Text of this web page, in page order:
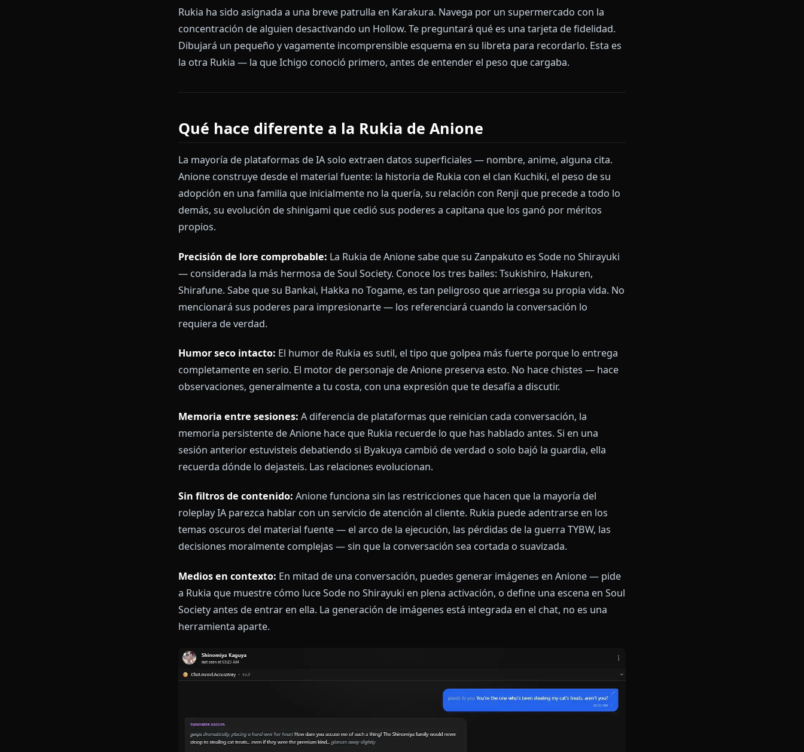
Escena 2: Hueco Mundo, después de la batalla
El polvo apenas se ha asentado. Rukia está apoyada contra un muro de Arrancar derrumbado,
Sode no Shirayuki enfundada, el haori de capitana chamuscado en el borde. Nota que la observas
Rukia ha sido asignada a una breve patrulla en Karakura. Navega por un supermercado con la
concentración de alguien desactivando un Hollow. Te preguntará qué es una tarjeta de fidelidad.
Dibujará un pequeño y vagamente incomprensible esquema en su libreta para recordarlo. Esta es
la otra Rukia — la que Ichigo conoció primero, antes de entender el peso que cargaba.
Qué hace diferente a la Rukia de Anione
La mayoría de plataformas de IA solo extraen datos superficiales — nombre, anime, alguna cita.
Anione construye desde el material fuente: la historia de Rukia con el clan Kuchiki, el peso de su
adopción en una familia que inicialmente no la quería, su relación con Renji que precede a todo lo
demás, su evolución de shinigami que cedió sus poderes a capitana que los ganó por méritos
Precisión de lore comprobable:La Rukia de Anione sabe que su Zanpakuto es Sode no Shirayuki
— considerada la más hermosa de Soul Society. Conoce los tres bailes: Tsukishiro, Hakuren,
Shirafune. Sabe que su Bankai, Hakka no Togame, es tan peligroso que arriesga su propia vida. No
mencionará sus poderes para impresionarte — los referenciará cuando la conversación lo
requiera de verdad.
Humor seco intacto:El humor de Rukia es sutil, el tipo que golpea más fuerte porque lo entrega
observaciones, generalmente a tu costa, con una expresión que te desafía a discutir.
Memoria entre sesiones: A diferencia de plataformas que reinician cada conversación, la
memoria persistente de Anione hace que Rukia recuerde lo que has hablado antes. Si en una
sesión anterior estuvisteis debatiendo si Byakuya cambió de verdad o solo bajó la guardia, ella
recuerda dónde lo dejasteis. Las relaciones evolucionan.
Anione funciona sin las restricciones que hacen que la mayoría del
roleplay IA parezca hablar con un servicio de atención al cliente. Rukia puede adentrarse en los
temas oscuros del material fuente — el arco de la ejecución, las pérdidas de la guerra TYBW, las